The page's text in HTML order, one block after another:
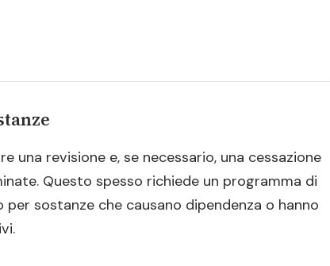
una revisione e, se necessario, una cessazione
Questo spesso richiede un programma di
sostanze che causano dipendenza o hanno